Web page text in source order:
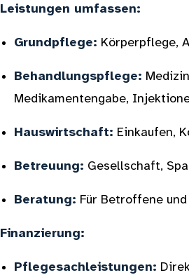
Leistungen umfassen:
Grundpflege: Körperpflege,
Behandlungspflege:
Medikamentengabe,
Hauswirtschaft: Einkaufen,
Betreuung: Gesellschaft,
Beratung: Für Betroffene
Finanzierung:
Pflegesachleistungen: